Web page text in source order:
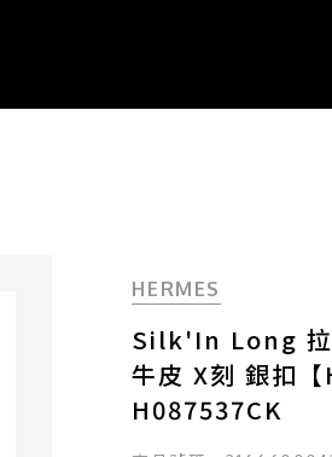
HERMES
Silk'In Long 拉
牛皮 X刻 銀扣【
H087537CK